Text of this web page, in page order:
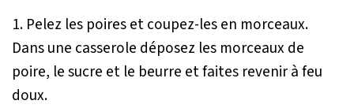
1. Pelez les poires et coupez-les en morceaux.
Dans une casserole déposez les morceaux de
poire, le sucre et le beurre et faites revenir à feu
doux.